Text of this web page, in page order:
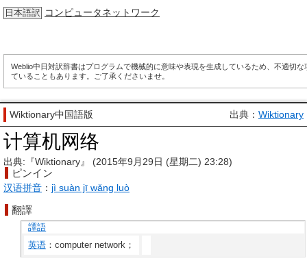
日本語訳 コンピュータネットワーク
Weblio中日対訳辞書はプログラムで機械的に意味や表現を生成しているため、不適切な
ていることもあります。ご了承くださいませ。
Wiktionary中国語版 出典： Wiktionary
计算机网络
出典:『Wiktionary』 (2015年9月29日 (星期二) 23:28)
ピンイン
汉语拼音 ： jì suàn jī wǎng luò
翻譯
譯語
英语 ：computer network；